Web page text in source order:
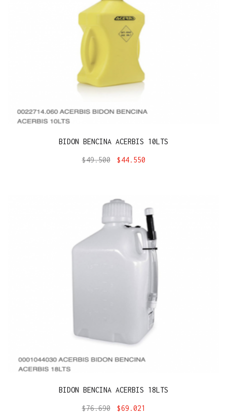
BIDON BENCINA ACERBIS 10LTS
$49.500 $44.550
BIDON BENCINA ACERBIS 18LTS
$76.690 $69.021